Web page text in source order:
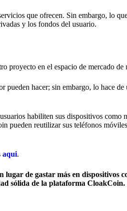
que ofrecen. Sin embargo, lo
y los fondos del usuario.
proyecto en el espacio de mercado de
hacer; sin embargo, lo hace de
habiliten sus dispositivos como
pueden reutilizar sus teléfonos
aqui.
de gastar más en dispositivos
sólida de la plataforma CloakCoin.